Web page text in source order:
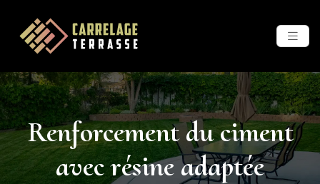
Renforcement du ciment
avec résine adaptée